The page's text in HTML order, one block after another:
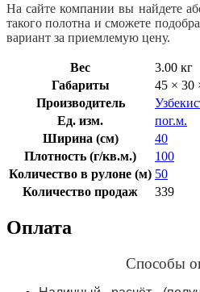
На сайте компании вы найдете
такого полотна и сможете
вариант за приемлемую цену.
Вес
3.00 кг
Габариты
45 × 30
Производитель
Ед. изм.
пог.м.
Ширина (см)
40
Плотность (г/кв.м.)
100
Количество в рулоне (м) 50
Количество продаж
339
Оплата
Способы